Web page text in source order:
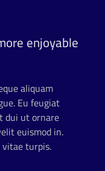
enjoyable
aliquam
Eu feugiat
dui ut ornare
euismod in.
turpis.